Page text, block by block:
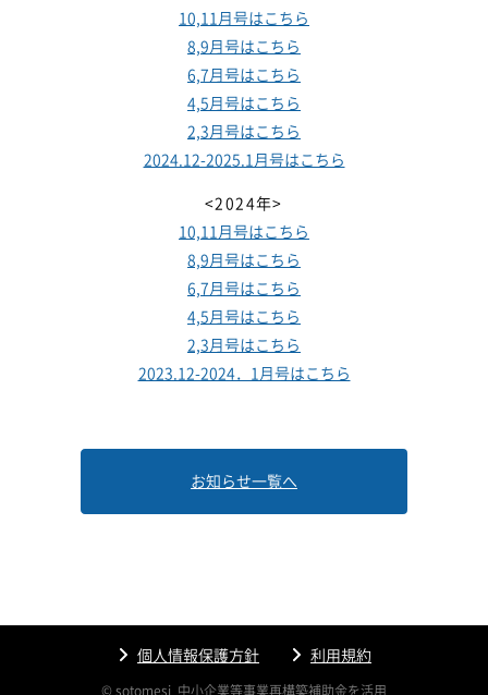
10,11月号はこちら
8,9月号はこちら
6,7月号はこちら
4,5月号はこちら
2,3月号はこちら
2024.12-2025.1月号はこちら
<2024年>
10,11月号はこちら
8,9月号はこちら
6,7月号はこちら
4,5月号はこちら
2,3月号はこちら
2023.12-2024．1月号はこちら
お知らせ一覧へ
© sotomesi 中小企業等事業再構築補助金を活用
個人情報保護方針 利用規約